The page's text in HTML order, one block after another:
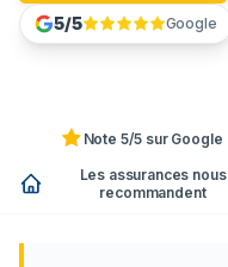
5/5 Google
Note 5/5 sur Google
Les assurances nous
recommandent